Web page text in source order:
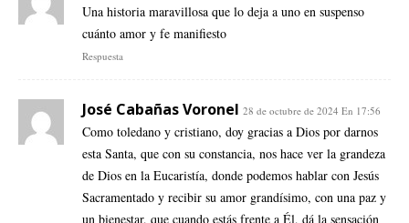
Una historia maravillosa que lo deja a uno en suspenso
cuánto amor y fe manifiesto
Respuesta
José Cabañas Voronel 28 de octubre de 2024 En 17:56
Como toledano y cristiano, doy gracias a Dios por darnos
esta Santa, que con su constancia, nos hace ver la grandeza
de Dios en la Eucaristía, donde podemos hablar con Jesús
Sacramentado y recibir su amor grandísimo, con una paz y
un bienestar, que cuando estás frente a Él, dá la sensación